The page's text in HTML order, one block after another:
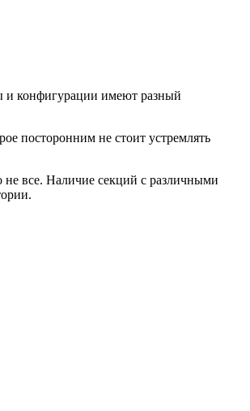
и конфигурации имеют разный
посторонним не стоит устремлять
не все. Наличие секций с различными